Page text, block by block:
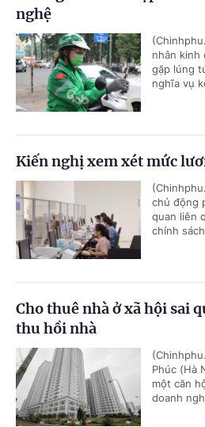
nghệ
nhân kinh
gặp lúng
nghĩa vụ
Kiến nghị xem xét mức
chủ động
quan liên
chính
Cho thuê nhà ở xã hội sai
thu hồi nhà
Phúc (Hà
một căn
doanh